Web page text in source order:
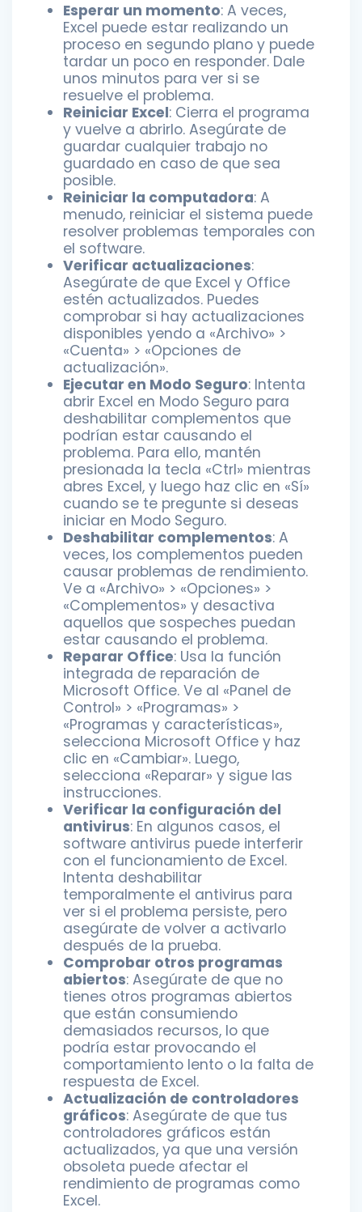
Esperar un momento: A veces,
Excel puede estar realizando un
proceso en segundo plano y puede
tardar un poco en responder. Dale
unos minutos para ver si se
resuelve el problema.
Reiniciar Excel: Cierra el programa
y vuelve a abrirlo. Asegúrate de
guardar cualquier trabajo no
guardado en caso de que sea
posible.
Reiniciar la computadora: A
menudo, reiniciar el sistema puede
resolver problemas temporales con
el software.
Verificar actualizaciones:
Asegúrate de que Excel y Office
estén actualizados. Puedes
comprobar si hay actualizaciones
disponibles yendo a «Archivo» >
«Cuenta» > «Opciones de
actualización».
Ejecutar en Modo Seguro: Intenta
abrir Excel en Modo Seguro para
deshabilitar complementos que
podrían estar causando el
problema. Para ello, mantén
presionada la tecla «Ctrl» mientras
abres Excel, y luego haz clic en «Sí»
cuando se te pregunte si deseas
iniciar en Modo Seguro.
Deshabilitar complementos: A
veces, los complementos pueden
causar problemas de rendimiento.
Ve a «Archivo» > «Opciones» >
«Complementos» y desactiva
aquellos que sospeches puedan
estar causando el problema.
Reparar Office: Usa la función
integrada de reparación de
Microsoft Office. Ve al «Panel de
Control» > «Programas» >
«Programas y características»,
selecciona Microsoft Office y haz
clic en «Cambiar». Luego,
selecciona «Reparar» y sigue las
instrucciones.
Verificar la configuración del
antivirus: En algunos casos, el
software antivirus puede interferir
con el funcionamiento de Excel.
Intenta deshabilitar
temporalmente el antivirus para
ver si el problema persiste, pero
asegúrate de volver a activarlo
después de la prueba.
Comprobar otros programas
abiertos: Asegúrate de que no
tienes otros programas abiertos
que están consumiendo
demasiados recursos, lo que
podría estar provocando el
comportamiento lento o la falta de
respuesta de Excel.
Actualización de controladores
gráficos: Asegúrate de que tus
controladores gráficos están
actualizados, ya que una versión
obsoleta puede afectar el
rendimiento de programas como
Excel.